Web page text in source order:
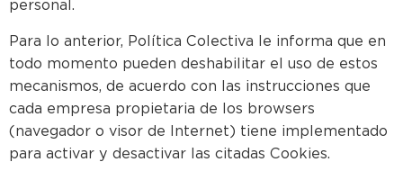
personal.
Para lo anterior, Política Colectiva le informa que en
todo momento pueden deshabilitar el uso de estos
mecanismos, de acuerdo con las instrucciones que
cada empresa propietaria de los browsers
(navegador o visor de Internet) tiene implementado
para activar y desactivar las citadas Cookies.